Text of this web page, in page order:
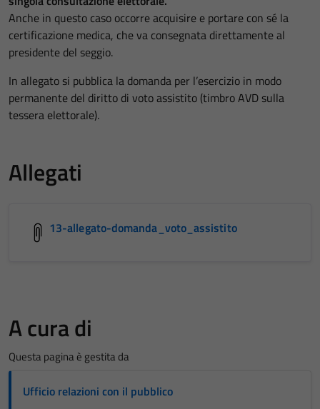
Anche in questo caso occorre acquisire e portare con sé la
certificazione medica, che va consegnata direttamente al
presidente del seggio.
In allegato si pubblica la domanda per l’esercizio in modo
permanente del diritto di voto assistito (timbro AVD sulla
tessera elettorale).
Allegati
13-allegato-domanda_voto_assistito
A cura di
Questa pagina è gestita da
Ufficio relazioni con il pubblico